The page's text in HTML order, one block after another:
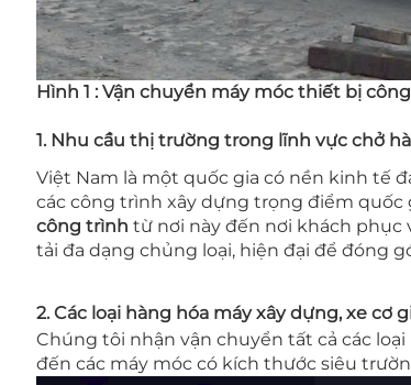
Hình 1 : Vận chuyển máy móc thiết bị
1. Nhu cầu thị trường trong lĩnh vực chở
Việt Nam là một quốc gia có nền kinh tế
các công trình xây dựng trọng điểm quốc
công trình từ nơi này đến nơi khách phục
tải đa dạng chủng loại, hiện đại để đóng
2. Các loại hàng hóa máy xây dựng, xe
Chúng tôi nhận vận chuyển tất cả các
đến các máy móc có kích thước siêu